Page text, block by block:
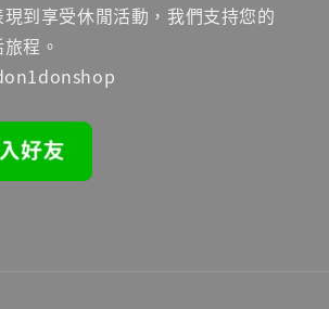
到享受休閒活動，我們支持您的
程。